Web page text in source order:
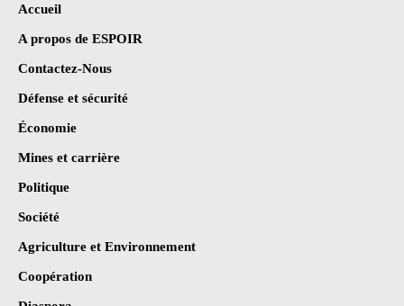
Accueil
A propos de ESPOIR
Contactez-Nous
Défense et sécurité
Économie
Mines et carrière
Politique
Société
Agriculture et Environnement
Coopération